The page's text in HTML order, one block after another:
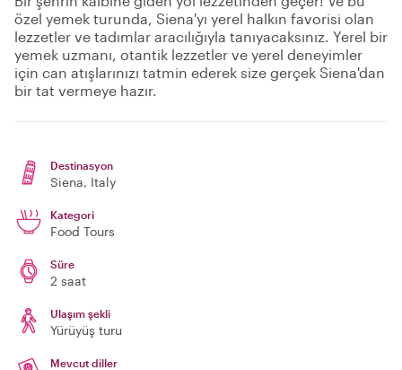
özel yemek turunda, Siena'yı yerel halkın favorisi olan
lezzetler ve tadımlar aracılığıyla tanıyacaksınız. Yerel bir
yemek uzmanı, otantik lezzetler ve yerel deneyimler
için can atışlarınızı tatmin ederek size gerçek Siena'dan
bir tat vermeye hazır.
Destinasyon
Siena, Italy
Kategori
Food Tours
Süre
2 saat
Ulaşım şekli
Yürüyüş turu
Mevcut diller